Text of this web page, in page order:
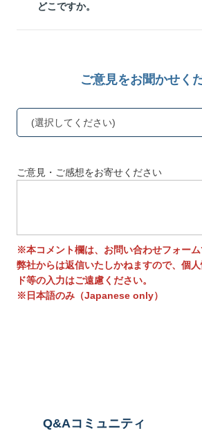
どこですか。
ご意見をお聞かせく
(選択してください)
ご意見・ご感想をお寄せください
※本コメント欄は、お問い合わせフォーム
弊社からは返信いたしかねますので、個
ド等の入力はご遠慮ください。
※日本語のみ（Japanese only）
Q&Aコミュニティ